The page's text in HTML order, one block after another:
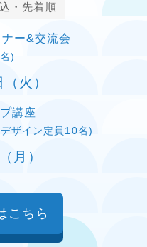
・先着順
ー&交流会
)
（火）
講座
ザイン定員10名)
月）
こちら